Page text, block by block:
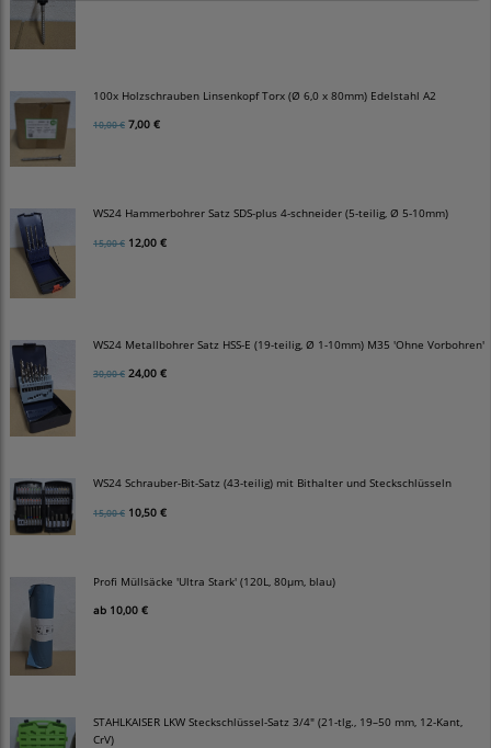
100x Holzschrauben Linsenkopf Torx (Ø 6,0 x 80mm) Edelstahl A2
10,00 € 7,00 €
WS24 Hammerbohrer Satz SDS-plus 4-schneider (5-teilig, Ø 5-10mm)
15,00 € 12,00 €
WS24 Metallbohrer Satz HSS-E (19-teilig, Ø 1-10mm) M35 'Ohne Vorbohren'
30,00 € 24,00 €
WS24 Schrauber-Bit-Satz (43-teilig) mit Bithalter und Steckschlüsseln
15,00 € 10,50 €
Profi Müllsäcke 'Ultra Stark' (120L, 80µm, blau)
ab 10,00 €
STAHLKAISER LKW Steckschlüssel-Satz 3/4" (21-tlg., 19–50 mm, 12-Kant,
CrV)